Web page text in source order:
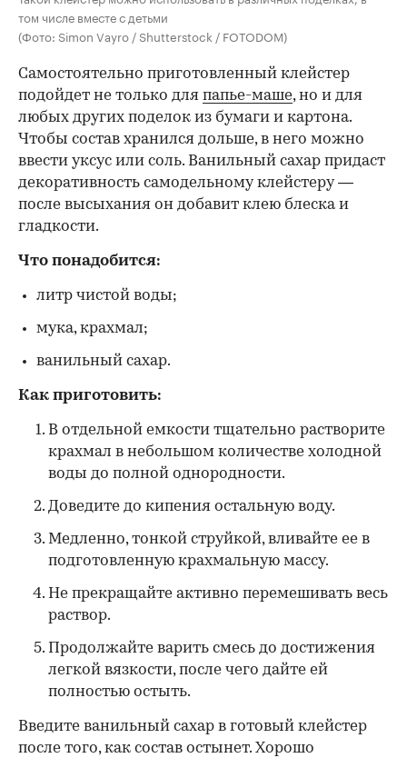
том числе вместе с детьми
(Фото: Simon Vayro / Shutterstock / FOTODOM)
Самостоятельно приготовленный клейстер
подойдет не только для папье-маше, но и для
любых других поделок из бумаги и картона.
Чтобы состав хранился дольше, в него можно
ввести уксус или соль. Ванильный сахар придаст
декоративность самодельному клейстеру —
после высыхания он добавит клею блеска и
гладкости.
Что понадобится:
литр чистой воды;
мука, крахмал;
ванильный сахар.
Как приготовить:
В отдельной емкости тщательно растворите
крахмал в небольшом количестве холодной
воды до полной однородности.
Доведите до кипения остальную воду.
Медленно, тонкой струйкой, вливайте ее в
подготовленную крахмальную массу.
Не прекращайте активно перемешивать весь
раствор.
Продолжайте варить смесь до достижения
легкой вязкости, после чего дайте ей
полностью остыть.
Введите ванильный сахар в готовый клейстер
после того, как состав остынет. Хорошо